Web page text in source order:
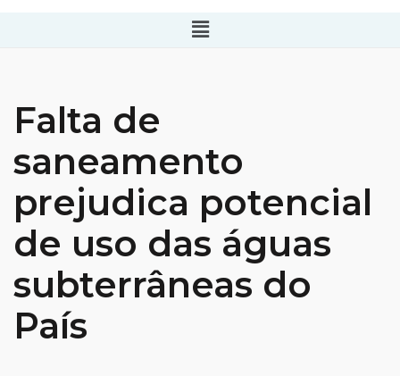
Falta de
saneamento
prejudica potencial
de uso das águas
subterrâneas do
País